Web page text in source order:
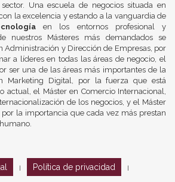
Una escuela de negocios situada en
la excelencia y estando a la vanguardia de
en los entornos profesional y
nuestros Másteres más demandados se
Administración y Dirección de Empresas, por
a líderes en todas las áreas de negocio, el
ser una de las áreas más importantes de la
Marketing Digital, por la fuerza que está
actual, el Máster en Comercio Internacional,
de los negocios, y el Máster
por la importancia que cada vez más prestan
Política de privacidad